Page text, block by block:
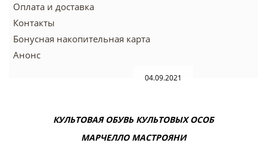
Оплата и доставка
Контакты
Бонусная накопительная карта
Анонс
04.09.2021
КУЛЬТОВАЯ ОБУВЬ КУЛЬТОВЫХ ОСОБ
МАРЧЕЛЛО МАСТРОЯНИ